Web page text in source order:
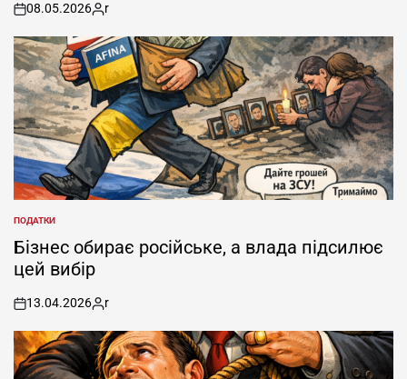
on
08.05.2026
Posted
by
r
POSTED
IN
ПОДАТКИ
Бізнес обирає російське, а влада підсилює
цей вибір
on
13.04.2026
Posted
by
r